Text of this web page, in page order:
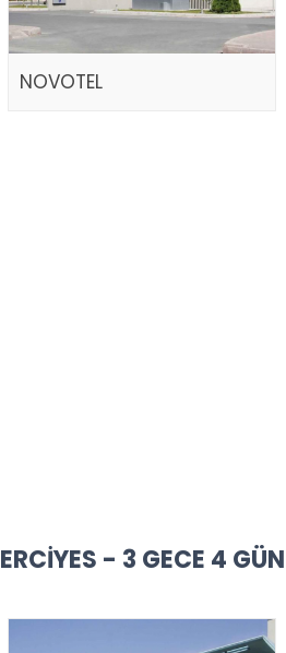
NOVOTEL
ERCIYES - 3 GECE 4 GÜN